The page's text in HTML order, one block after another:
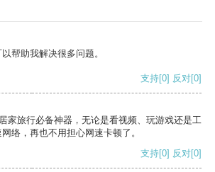
帮助我解决很多问题。
支持[0] 反对[0]
家旅行必备神器，无论是看视频、玩游戏还是工
络，再也不用担心网速卡顿了。
支持[0] 反对[0]